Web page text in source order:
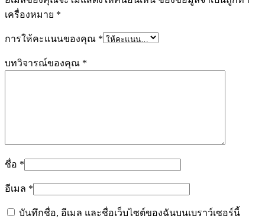
เครื่องหมาย *
การให้คะแนนของคุณ *
บทวิจารณ์ของคุณ *
ชื่อ *
อีเมล *
บันทึกชื่อ, อีเมล และชื่อเว็บไซต์ของฉันบนเบราว์เซอร์นี้